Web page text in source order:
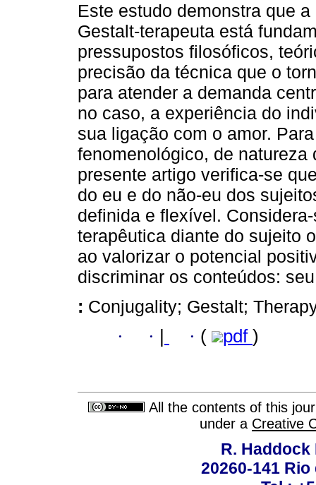
Este estudo demonstra que
Gestalt-terapeuta está
pressupostos filosóficos,
precisão da técnica que o
para atender a demanda
no caso, a experiência do
sua ligação com o amor.
fenomenológico, de
presente artigo verifica-se
do eu e do não-eu dos
definida e flexível.
terapêutica diante do sujeito
ao valorizar o potencial
discriminar os conteúdos:
: Conjugality; Gestalt;
· · · ( pdf )
All the contents of this
under a Creative
R. Haddock
20260-141